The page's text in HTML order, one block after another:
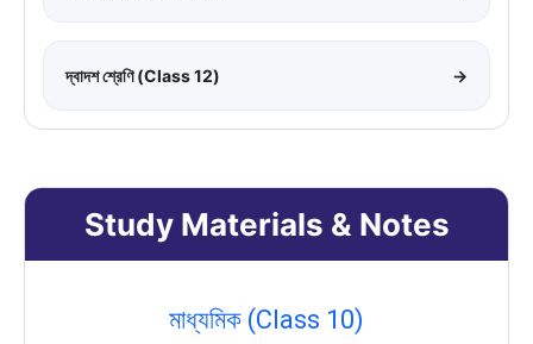
দ্বাদশ শ্রেণি (Class 12) →
Study Materials & Notes
মাধ্যমিক (Class 10)